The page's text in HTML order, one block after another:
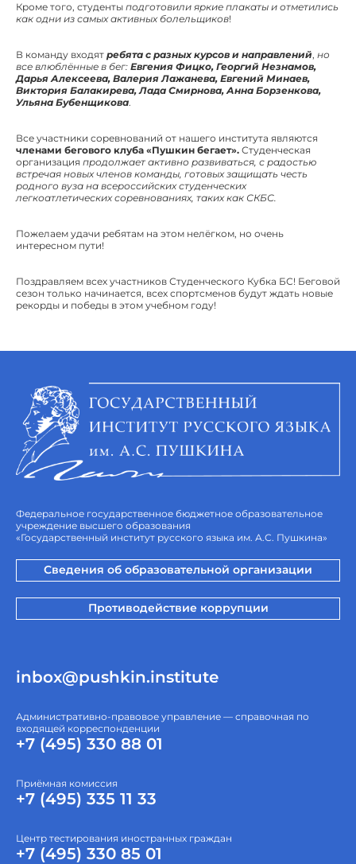
Кроме того, студенты подготовили яркие плакаты и отметились
как одни из самых активных болельщиков!
В команду входят ребята с разных курсов и направлений, но
все влюблённые в бег: Евгения Фицко, Георгий Незнамов,
Дарья Алексеева, Валерия Лажанева, Евгений Минаев,
Виктория Балакирева, Лада Смирнова, Анна Борзенкова,
Ульяна Бубенщикова.
Все участники соревнований от нашего института являются
членами бегового клуба «Пушкин бегает». Студенческая
организация продолжает активно развиваться, с радостью
встречая новых членов команды, готовых защищать честь
родного вуза на всероссийских студенческих
легкоатлетических соревнованиях, таких как СКБС.
Пожелаем удачи ребятам на этом нелёгком, но очень
интересном пути!
Поздравляем всех участников Студенческого Кубка БС! Беговой
сезон только начинается, всех спортсменов будут ждать новые
рекорды и победы в этом учебном году!
Федеральное государственное бюджетное образовательное
учреждение высшего образования
«Государственный институт русского языка им. А.С. Пушкина»
Сведения об образовательной организации
Противодействие коррупции
inbox@pushkin.institute
Административно-правовое управление — справочная по
входящей корреспонденции
+7 (495) 330 88 01
Приёмная комиссия
+7 (495) 335 11 33
Центр тестирования иностранных граждан
+7 (495) 330 85 01